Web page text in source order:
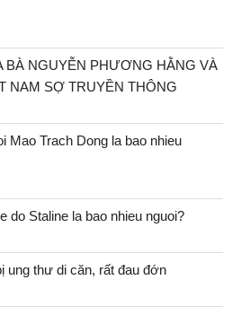
BÀ NGUYỄN PHƯƠNG HẰNG VÀ
NAM SỢ TRUYỀN THÔNG
Mao Trach Dong la bao nhieu
do Staline la bao nhieu nguoi?
ung thư di căn, rất đau đớn